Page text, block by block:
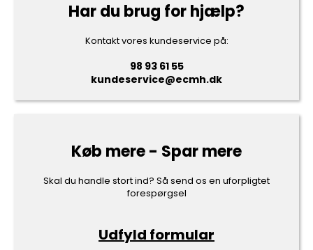
Har du brug for hjælp?
Kontakt vores kundeservice på:
98 93 61 55
kundeservice@ecmh.dk
Køb mere - Spar mere
Skal du handle stort ind? Så send os en uforpligtet
forespørgsel
Udfyld formular